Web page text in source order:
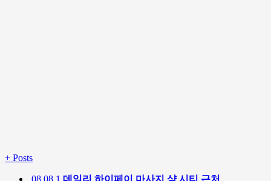
+ Posts